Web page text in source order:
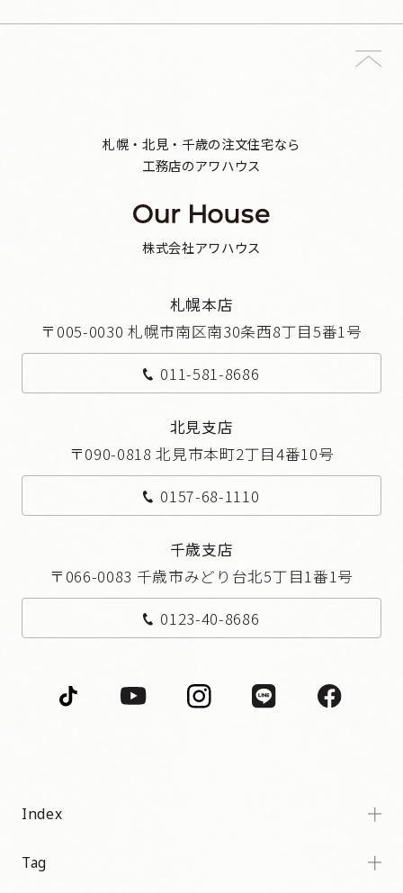
札幌・北見・千歳の注文住宅なら
工務店のアワハウス
株式会社アワハウス
札幌本店
〒005-0030 札幌市南区南30条西8丁目5番1号
011-581-8686
北見支店
〒090-0818 北見市本町2丁目4番10号
0157-68-1110
千歳支店
〒066-0083 千歳市みどり台北5丁目1番1号
0123-40-8686
Index
Tag